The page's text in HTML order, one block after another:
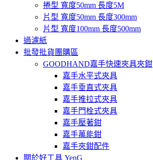
捲型 寬度50mm 長度5M
片型 寬度50mm 長度300mm
片型 寬度100mm 長度500mm
過濾紙
批發批貨團購區
GOODHAND嘉手快速夾具夾鉗
嘉手水平式夾具
嘉手垂直式夾具
嘉手推拉式夾具
嘉手門栓式夾具
嘉手壓著鉗
嘉手萬能鉗
嘉手夾鉗配件
關於好工具 YenG